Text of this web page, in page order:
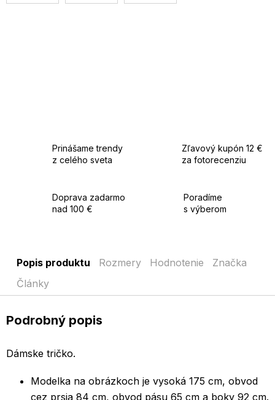
Prinášame trendy
z celého sveta
Zľavový kupón 12 €
za fotorecenziu
Doprava zadarmo
nad 100 €
Poradíme
s výberom
Popis produktu Rozmery Hodnotenie
Značka
Články
Podrobný popis
Dámske tričko.
Modelka na obrázkoch je vysoká 175 cm, obvod
cez prsia 84 cm, obvod pásu 65 cm a boky 92 cm.